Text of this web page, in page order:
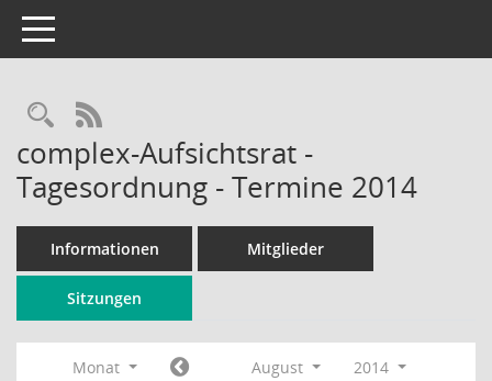
Toggle navigation
Rechercheauswahl
RSS-Feed
complex-Aufsichtsrat -
Tagesordnung - Termine 2014
Informationen Mitglieder
Sitzungen
Monat August
2014